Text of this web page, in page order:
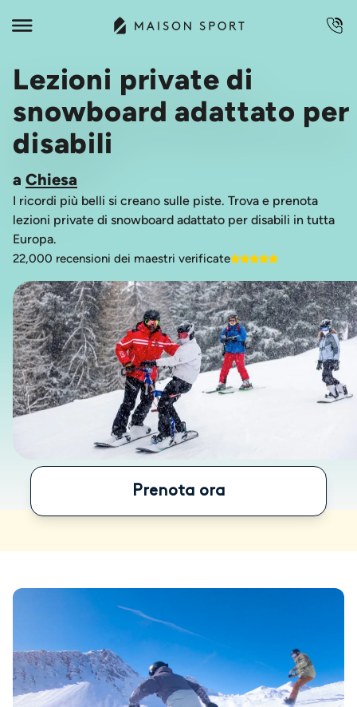
Lezioni private di
snowboard adattato per
disabili
a Chiesa
I ricordi più belli si creano sulle piste. Trova e prenota
lezioni private di snowboard adattato per disabili in tutta
Europa.
22,000 recensioni dei maestri verificate
Prenota ora